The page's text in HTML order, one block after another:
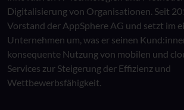
Digitalisierung von Organisationen. Seit
Vorstand der AppSphere AG und setzt im
Unternehmen um, was er seinen
konsequente Nutzung von mobilen und
Services zur Steigerung der Effizienz und
Wettbewerbsfähigkeit.